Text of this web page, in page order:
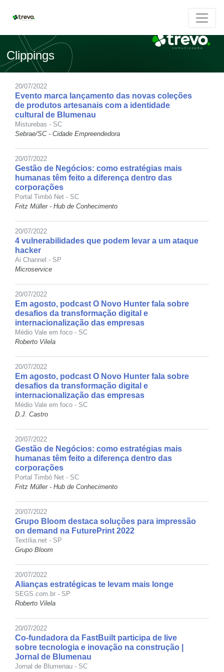
Clippings
20/07/2022
Evento marca lançamento das novas coleções
de produtos artesanais com a identidade
cultural de Blumenau
Misturebas - SC
Sebrae/SC - Cidade Empreendedora
20/07/2022
Gestão de Negócios: como estratégias mais
humanas têm feito a diferença dentro das
corporações
Portal Timbó Net - SC
Fritz Müller - Hub de Conhecimento
20/07/2022
4 vulnerabilidades que podem levar a um ataque
hacker
Ai Channel - SP
Microservice
20/07/2022
Em agosto, podcast O Novo Hunter fala sobre
desafios da transformação digital e
internacionalização das empresas
Médio Vale em foco - SC
Roberto Vilela
20/07/2022
Em agosto, podcast O Novo Hunter fala sobre
desafios da transformação digital e
internacionalização das empresas
Médio Vale em foco - SC
D.J. Castro
20/07/2022
Gestão de Negócios: como estratégias mais
humanas têm feito a diferença dentro das
corporações
Portal Timbó Net - SC
Fritz Müller - Hub de Conhecimento
20/07/2022
Grupo Bloom destaca soluções para impressão
on demand na FuturePrint 2022
Textília.net - SP
Grupo Bloom
20/07/2022
Alianças estratégicas te levam mais longe
SEGS.com.br - SP
Roberto Vilela
20/07/2022
Co-fundadora da FastBuilt participa de live
sobre tecnologia e inovação na construção |
Jornal de Blumenau
Jornal de Blumenau - SC